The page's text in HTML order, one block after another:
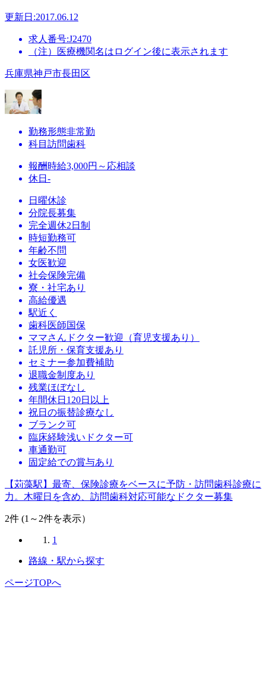
更新日:2017.06.12
求人番号:J2470
（注）医療機関名はログイン後に表示されます
兵庫県神戸市長田区
勤務形態非常勤
科目 訪問歯科
報酬時給3,000円～応相談
休日 -
日曜休診
分院長募集
完全週休2日制
時短勤務可
年齢不問
女医歓迎
社会保険完備
寮・社宅あり
高給優遇
駅近く
歯科医師国保
ママさんドクター歓迎（育児支援あり）
託児所・保育支援あり
セミナー参加費補助
退職金制度あり
残業ほぼなし
年間休日120日以上
祝日の振替診療なし
ブランク可
臨床経験浅いドクター可
車通勤可
固定給での賞与あり
【苅藻駅】最寄、保険診療をベースに予防・訪問歯科診療に
力。木曜日を含め、訪問歯科対応可能なドクター募集
2件 (1～2件を表示）
1
路線・駅から探す
ページTOPへ